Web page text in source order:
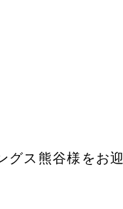
グス熊谷様をお迎